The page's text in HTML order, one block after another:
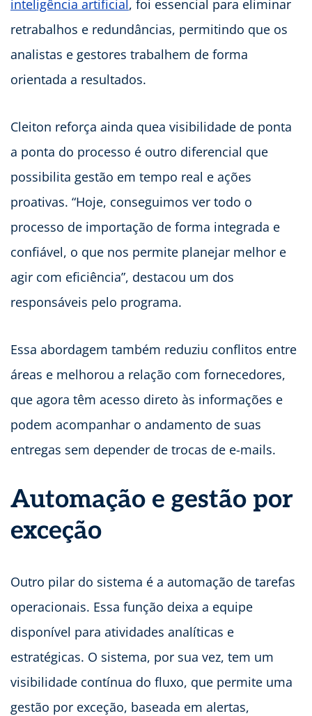
inteligência artificial , foi essencial para eliminar
retrabalhos e redundâncias, permitindo que os
analistas e gestores trabalhem de forma
orientada a resultados.
Cleiton reforça ainda quea visibilidade de ponta
a ponta do processo é outro diferencial que
possibilita gestão em tempo real e ações
proativas. “Hoje, conseguimos ver todo o
processo de importação de forma integrada e
confiável, o que nos permite planejar melhor e
agir com eficiência”, destacou um dos
responsáveis pelo programa.
Essa abordagem também reduziu conflitos entre
áreas e melhorou a relação com fornecedores,
que agora têm acesso direto às informações e
podem acompanhar o andamento de suas
entregas sem depender de trocas de e-mails.
Automação e gestão por
exceção
Outro pilar do sistema é a automação de tarefas
operacionais. Essa função deixa a equipe
disponível para atividades analíticas e
estratégicas. O sistema, por sua vez, tem um
visibilidade contínua do fluxo, que permite uma
gestão por exceção, baseada em alertas,